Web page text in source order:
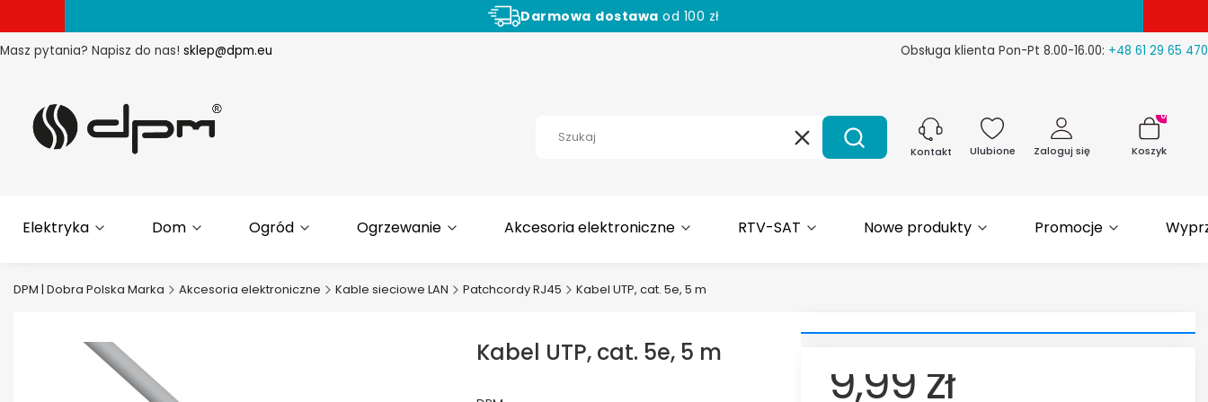
Darmowa dostawa od 100 zł
Masz pytania? Napisz do nas! sklep@dpm.eu Obsługa klienta Pon-Pt 8.00-16.00: +48 61 29 65 470
WyczyśćSzukaj Kontakt Ulubione Zaloguj się
Produkty
Koszyk
Elektryka Dom Ogród Ogrzewanie Akcesoria elektroniczne RTV-SAT Nowe produkty Promocje
DPM | Dobra Polska Marka Akcesoria elektroniczne Kable sieciowe LAN Patchcordy RJ45 Kabel UTP, cat. 5e, 5 m
Kabel UTP, cat. 5e, 5 m 9,99 zł